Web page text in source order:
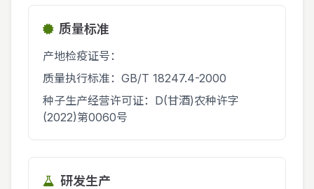
质量标准
产地检疫证号：
质量执行标准：GB/T 18247.4-2000
种子生产经营许可证：D(甘酒)农种许字
(2022)第0060号
研发生产